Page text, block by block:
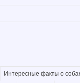
Интересные факты о